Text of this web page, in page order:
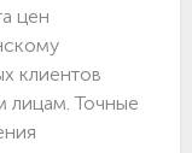
цен
клиентов
лицам. Точные